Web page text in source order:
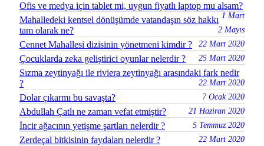
Ofis ve medya için tablet mi, uygun fiyatlı laptop mu alsam?
1 Mart
Mahalledeki kentsel dönüşümde vatandaşın söz hakkı
tam olarak ne?
2 Mayıs
Cennet Mahallesi dizisinin yönetmeni kimdir ? 22 Mart 2020
Çocuklarda zeka geliştirici oyunlar nelerdir ? 25 Mart 2020
Sızma zeytinyağı ile riviera zeytinyağı arasındaki fark nedir
?
22 Mart 2020
Dolar çıkarmı bu savaşta? 7 Ocak 2020
Abdullah Çatlı ne zaman vefat etmiştir? 21 Haziran 2020
İncir ağacının yetişme şartları nelerdir ? 5 Temmuz 2020
Zerdeçal bitkisinin faydaları nelerdir ? 22 Mart 2020